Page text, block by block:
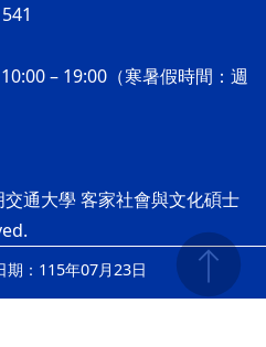
– 19:00（寒暑假時間：週
通大學 客家社會與文化碩士
期：115年07月23日